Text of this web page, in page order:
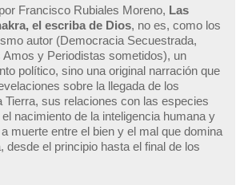
Francisco Rubiales Moreno, Las
el escriba de Dios, no es, como los
autor (Democracia Secuestrada,
y Periodistas sometidos), un
político, sino una original narración que
sobre la llegada de los
Tierra, sus relaciones con las especies
nacimiento de la inteligencia humana y
muerte entre el bien y el mal que domina
desde el principio hasta el final de los